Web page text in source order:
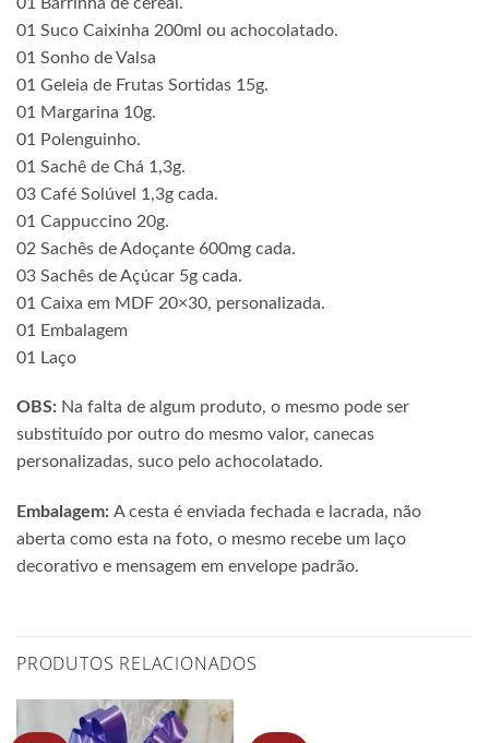
01 Suco Caixinha 200ml ou achocolatado.
01 Sonho de Valsa
01 Geleia de Frutas Sortidas 15g.
01 Margarina 10g.
01 Polenguinho.
01 Sachê de Chá 1,3g.
03 Café Solúvel 1,3g cada.
01 Cappuccino 20g.
02 Sachês de Adoçante 600mg cada.
03 Sachês de Açúcar 5g cada.
01 Caixa em MDF 20×30, personalizada.
01 Embalagem
01 Laço
OBS: Na falta de algum produto, o mesmo pode ser
substituído por outro do mesmo valor, canecas
personalizadas, suco pelo achocolatado.
Embalagem: A cesta é enviada fechada e lacrada, não
aberta como esta na foto, o mesmo recebe um laço
decorativo e mensagem em envelope padrão.
PRODUTOS RELACIONADOS